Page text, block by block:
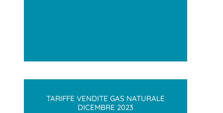
TARIFFE VENDITE GAS NATURALE
DICEMBRE 2023